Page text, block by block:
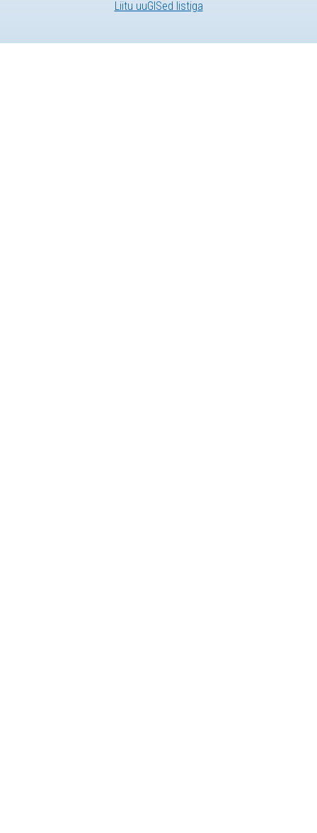
Liitu uuGISed listiga